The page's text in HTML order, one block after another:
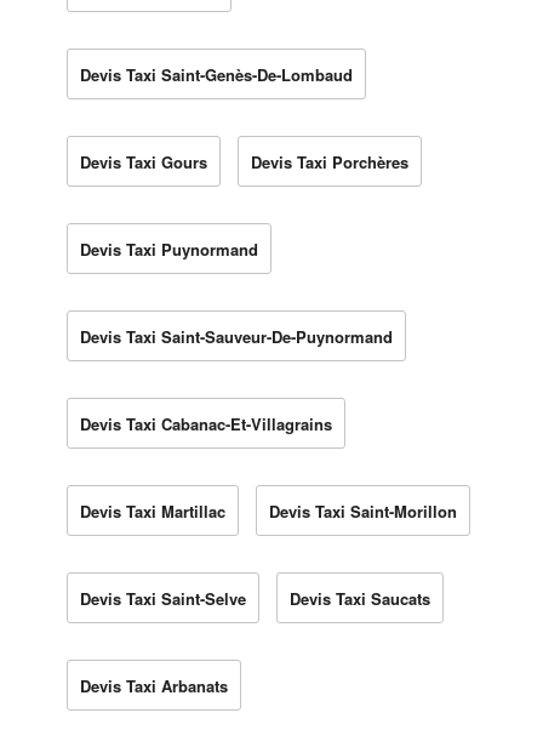
Devis Taxi Saint-Genès-De-Lombaud
Devis Taxi Gours Devis Taxi Porchères
Devis Taxi Puynormand
Devis Taxi Saint-Sauveur-De-Puynormand
Devis Taxi Cabanac-Et-Villagrains
Devis Taxi Martillac Devis Taxi Saint-Morillon
Devis Taxi Saint-Selve Devis Taxi Saucats
Devis Taxi Arbanats